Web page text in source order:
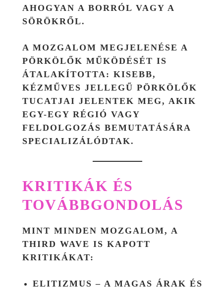
AHOGYAN A BORRÓL VAGY A
SÖRÖKRŐL.
A MOZGALOM MEGJELENÉSE A
PÖRKÖLŐK MŰKÖDÉSÉT IS
ÁTALAKÍTOTTA: KISEBB,
KÉZMŰVES JELLEGŰ PÖRKÖLŐK
TUCATJAI JELENTEK MEG, AKIK
EGY-EGY RÉGIÓ VAGY
FELDOLGOZÁS BEMUTATÁSÁRA
SPECIALIZÁLÓDTAK.
KRITIKÁK ÉS
TOVÁBBGONDOLÁS
MINT MINDEN MOZGALOM, A
THIRD WAVE IS KAPOTT
KRITIKÁKAT:
ELITIZMUS – A MAGAS ÁRAK ÉS